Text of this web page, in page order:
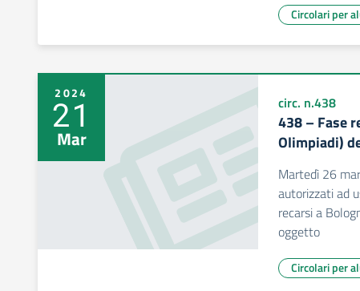
Circolari per
2024
21
Mar
circ. n.438
438 – Fase
Olimpiadi)
Martedì 26
autorizzati ad
recarsi a
oggetto
Circolari per